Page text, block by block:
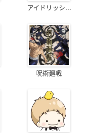
アイドリッシ...
呪術廻戦